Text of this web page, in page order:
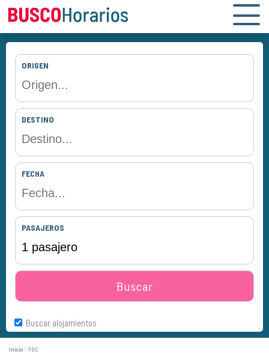
ORIGEN
DESTINO
FECHA
PASAJEROS
Buscar
Buscar alojamientos
Inicio FGC